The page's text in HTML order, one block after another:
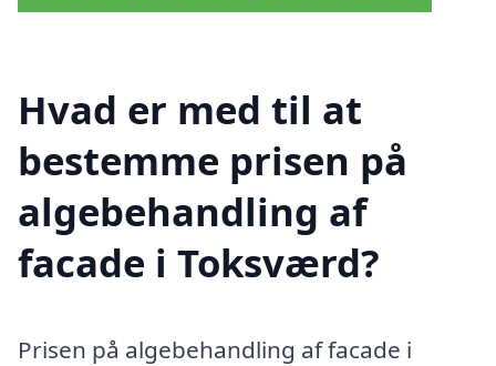
Hvad er med til at
bestemme prisen på
algebehandling af
facade i Toksværd?
Prisen på algebehandling af facade i